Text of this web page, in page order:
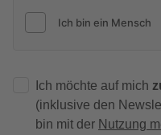
Ich möchte auf mich
(inklusive den
bin mit der Nutzung